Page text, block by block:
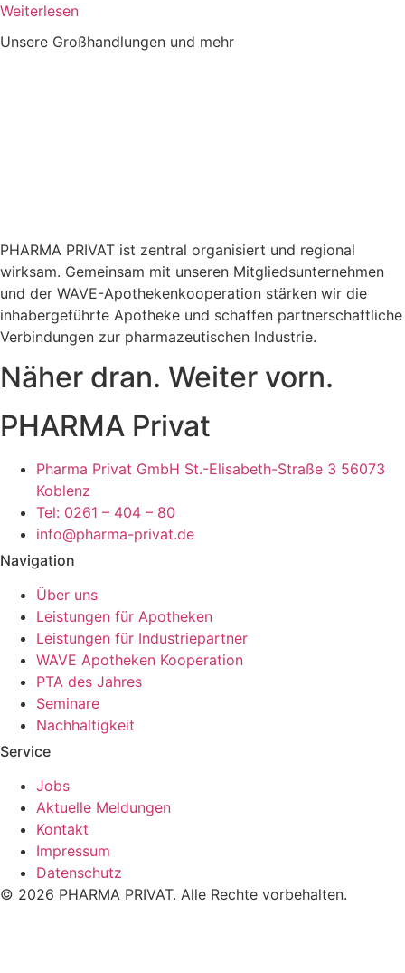
Weiterlesen
Unsere Großhandlungen und mehr
PHARMA PRIVAT ist zentral organisiert und regional
wirksam. Gemeinsam mit unseren Mitgliedsunternehmen
und der WAVE-Apothekenkooperation stärken wir die
inhabergeführte Apotheke und schaffen partnerschaftliche
Verbindungen zur pharmazeutischen Industrie.
Näher dran. Weiter vorn.
PHARMA Privat
Pharma Privat GmbH St.-Elisabeth-Straße 3 56073
Koblenz
Tel: 0261 – 404 – 80
info@pharma-privat.de
Navigation
Über uns
Leistungen für Apotheken
Leistungen für Industriepartner
WAVE Apotheken Kooperation
PTA des Jahres
Seminare
Nachhaltigkeit
Service
Jobs
Aktuelle Meldungen
Kontakt
Impressum
Datenschutz
© 2026 PHARMA PRIVAT. Alle Rechte vorbehalten.